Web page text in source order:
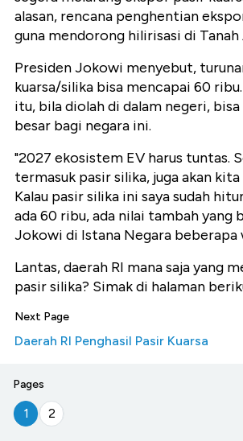
alasan, rencana penghentian
guna mendorong hilirisasi di Tanah
Presiden Jokowi menyebut,
kuarsa/silika bisa mencapai 60
itu, bila diolah di dalam negeri,
besar bagi negara ini.
"2027 ekosistem EV harus tuntas.
termasuk pasir silika, juga akan
Kalau pasir silika ini saya sudah
ada 60 ribu, ada nilai tambah yang
Jokowi di Istana Negara beberapa
Lantas, daerah RI mana saja yang
pasir silika? Simak di halaman
Next Page
Daerah RI Penghasil Pasir Kuarsa
Pages
1 2